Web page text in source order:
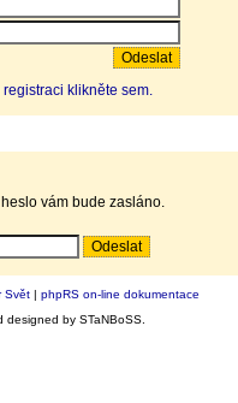
klikněte sem.
vám bude zasláno.
Svět | phpRS on-line dokumentace
designed by STaNBoSS.